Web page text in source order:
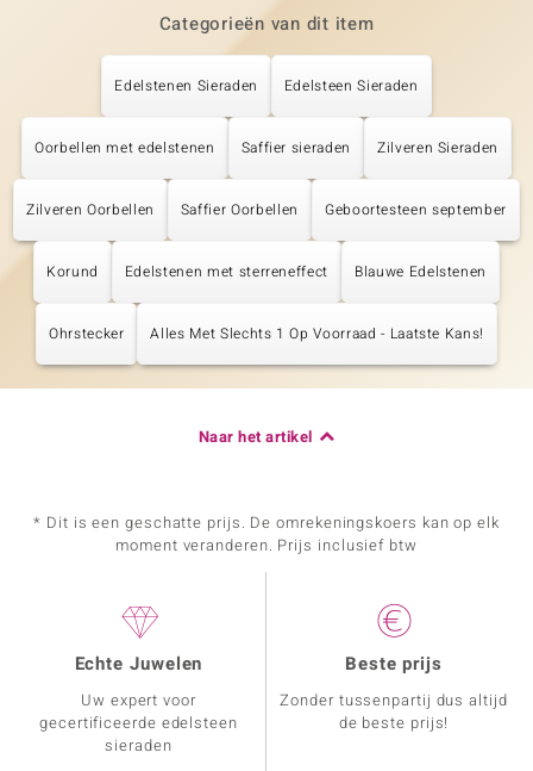
Categorieën van dit item
Edelstenen Sieraden Edelsteen Sieraden
Oorbellen met edelstenen Saffier sieraden Zilveren Sieraden
Zilveren Oorbellen Saffier Oorbellen Geboortesteen september
Korund Edelstenen met sterreneffect Blauwe Edelstenen
Ohrstecker Alles Met Slechts 1 Op Voorraad - Laatste Kans!
Naar het artikel
* Dit is een geschatte prijs. De omrekeningskoers kan op elk
moment veranderen. Prijs inclusief btw
Echte Juwelen
Uw expert voor
gecertificeerde edelsteen
sieraden
Beste prijs
Zonder tussenpartij dus altijd
de beste prijs!